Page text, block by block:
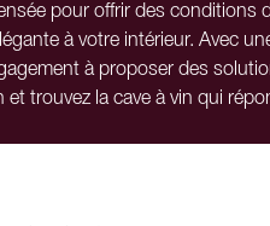
pour offrir des conditions
à votre intérieur. Avec
à proposer des
trouvez la cave à vin qui